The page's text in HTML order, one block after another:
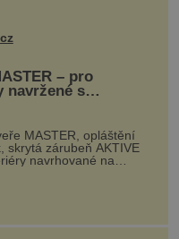
bole...
– pro
navržené s
i vášní!
MASTER, opláštění
skrytá zárubeň AKTIVE
navrhované na
vyžadují atypické
nábytku, ale i